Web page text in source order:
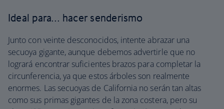
Ideal para… hacer senderismo
Junto con veinte desconocidos, intente abrazar una
secuoya gigante, aunque debemos advertirle que no
logrará encontrar suficientes brazos para completar la
circunferencia, ya que estos árboles son realmente
enormes. Las secuoyas de California no serán tan altas
como sus primas gigantes de la zona costera, pero su